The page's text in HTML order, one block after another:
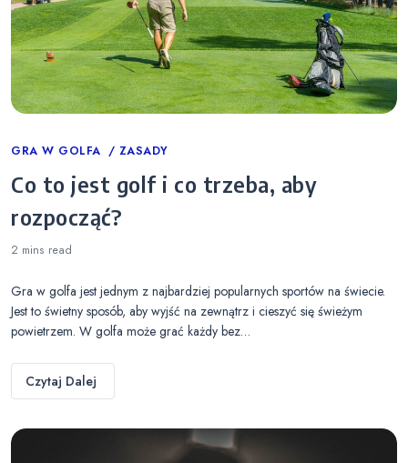
Categories
GRA W GOLFA ZASADY
Co to jest golf i co trzeba, aby
rozpocząć?
2 mins read
Gra w golfa jest jednym z najbardziej popularnych sportów na świecie.
Jest to świetny sposób, aby wyjść na zewnątrz i cieszyć się świeżym
powietrzem. W golfa może grać każdy bez…
Czytaj Dalej